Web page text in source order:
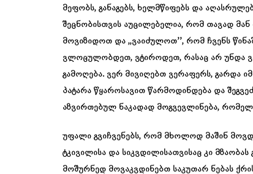
მეფობს, განაგებს, ხელმწიფებს და
შეცნობისთვის აუცილებელია, რომ თავად
მოვიზიდოთ და ,,ვაიძულოთ’’, რომ ჩვენს
ვლოცულობდეთ, ვტიროდეთ, რასაც არ უნდა
გამოღება. ვერ მივიღებთ ვერაფერს, გარდა
პატარა წყაროსავით წარმოდინდება და
აზვირთებულ ნაკადად მოგვევლინება,
უფალი გვიჩვენებს, რომ მხოლოდ მაშინ
ტკივილისა და სიკვდილისათვისაც კი
მოშურნედ მოვაკვდინებთ საკუთარ ნებას